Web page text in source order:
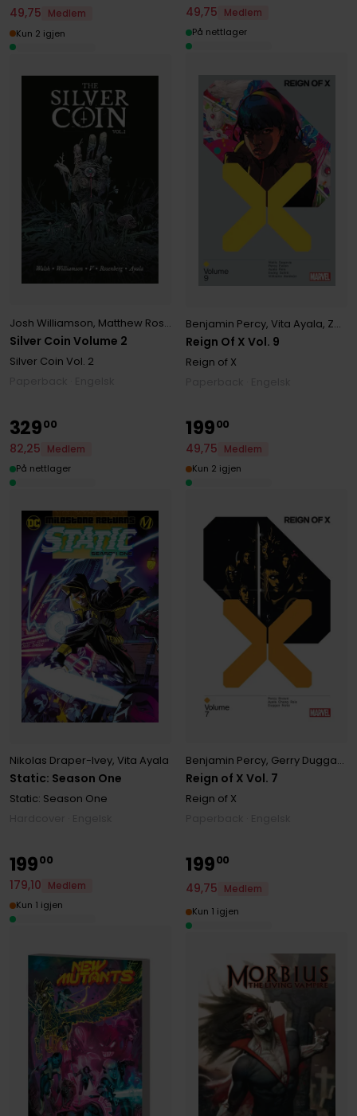
Silver Coin Volume 2
Josh Williamson, Matthew Rosenberg ,Michael Walsh,Ram V, Vita
Silver Coin Vol. 2
49,75
Medlem
Kun 2 igjen
Reign Of X Vol. 9
Benjamin Percy,Vita Ayala, Zeb Wells
Reign of X
49,75
Medlem
På nettlager
Static: Season One
Nikolas Draper-Ivey, Vita Ayala
Static: Season One
32900
82,25
Medlem
På nettlager
Reign of X Vol. 7
Benjamin Percy, Gerry Duggan
Reign of X
19900
49,75
Medlem
Kun 2 igjen
19900
179,10
Medlem
Kun 1 igjen
19900
49,75
Medlem
Kun 1 igjen